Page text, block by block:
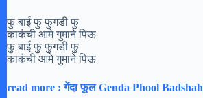
फु बाई फु फुगडी फु
काकंची आमे गुमाने पिऊ
फु बाई फु फुगडी फु
काकंची आमे गुमाने पिऊ
read more : गेंदा फूल Genda Phool Badshah